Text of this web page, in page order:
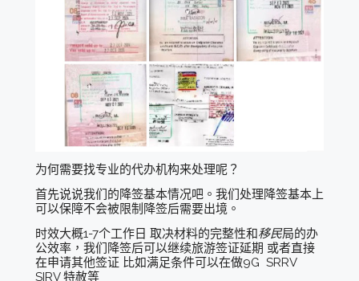
为何需要找专业的代办机构来处理呢？
首先说说我们的降签基本情况吧。我们处理降签基本上
可以保障不会被限制降签后需要出境。
时效大概1-7个工作日 取决材料的完整性和移民局的办
公效率，我们降签后可以继续旅游签证延期 或者直接
在申请其他签证 比如满足条件可以在做9G SRRV
SIRV 特赦等